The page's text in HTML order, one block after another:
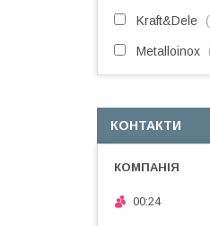
Kraft&Dele
Metalloinox
КОНТАКТИ
00:24